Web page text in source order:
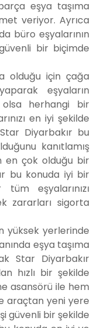
eşya taşıma
veriyor. Ayrıca
büro eşyalarının
bir biçimde
olduğu için çağa
eşyaların
olsa herhangi bir
en iyi şekilde
Diyarbakır bu
kanıtlamış
en çok olduğu bir
bu konuda iyi bir
eşyalarınızı
zararları sigorta
yüksek yerlerinde
eşya taşıma
Star Diyarbakır
hızlı bir şekilde
asansörü ile hem
araçtan yeni yere
güvenli bir şekilde